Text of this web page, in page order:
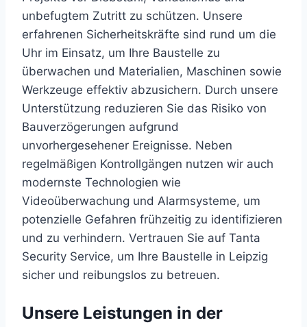
unbefugtem Zutritt zu schützen. Unsere
erfahrenen Sicherheitskräfte sind rund um die
Uhr im Einsatz, um Ihre Baustelle zu
überwachen und Materialien, Maschinen sowie
Werkzeuge effektiv abzusichern. Durch unsere
Unterstützung reduzieren Sie das Risiko von
Bauverzögerungen aufgrund
unvorhergesehener Ereignisse. Neben
regelmäßigen Kontrollgängen nutzen wir auch
modernste Technologien wie
Videoüberwachung und Alarmsysteme, um
potenzielle Gefahren frühzeitig zu identifizieren
und zu verhindern. Vertrauen Sie auf Tanta
Security Service, um Ihre Baustelle in Leipzig
sicher und reibungslos zu betreuen.
Unsere Leistungen in der